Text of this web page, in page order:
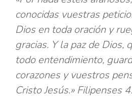
conocidas vuestras
Dios en toda oración y
gracias. Y la paz de Dios,
todo entendimiento,
corazones y vuestros
Cristo Jesús.» Filipenses